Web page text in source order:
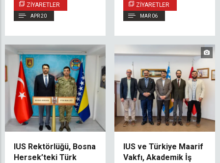
Amacıyla Türkiye’deki
İlişkilerini
ZIYARETLER
APR 20
ZIYARETLER
MAR 06
IUS Rektörlüğü, Bosna
Hersek’teki Türk
IUS ve Türkiye Maarif
Vakfı, Akademik İş